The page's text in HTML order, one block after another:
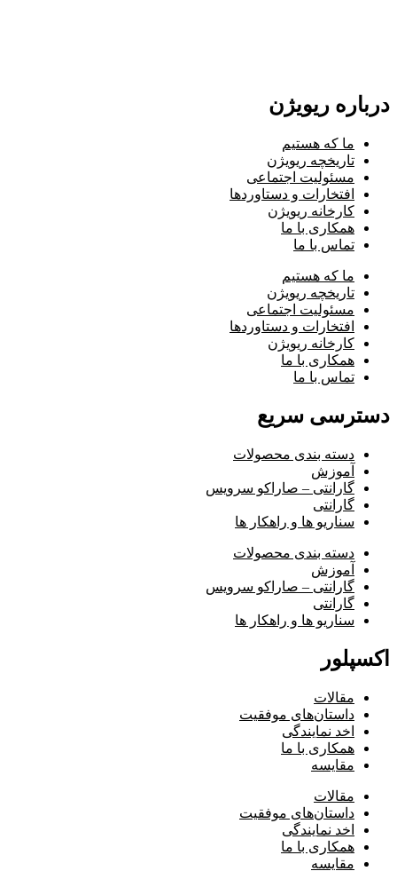
درباره ریویژن
ما که هستیم
تاریخچه ریویژن
مسئولیت اجتماعی
افتخارات و دستاوردها
کارخانه ریویژن
همکاری با ما
تماس با ما
ما که هستیم
تاریخچه ریویژن
مسئولیت اجتماعی
افتخارات و دستاوردها
کارخانه ریویژن
همکاری با ما
تماس با ما
دسترسی سریع
دسته بندی محصولات
آموزش
گارانتی – صاراکو سرویس
گارانتی
سناریو ها و راهکار ها
دسته بندی محصولات
آموزش
گارانتی – صاراکو سرویس
گارانتی
سناریو ها و راهکار ها
اکسپلور
مقالات
داستان‌های موفقیت
اخد نمایندگی
همکاری با ما
مقایسه
مقالات
داستان‌های موفقیت
اخد نمایندگی
همکاری با ما
مقایسه